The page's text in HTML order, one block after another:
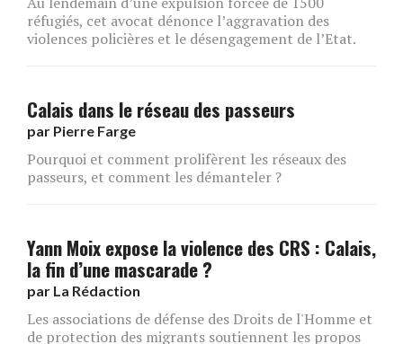
réfugiés, cet avocat dénonce l’aggravation des
violences policières et le désengagement de l’Etat.
Calais dans le réseau des passeurs
par Pierre Farge
Pourquoi et comment prolifèrent les réseaux des
passeurs, et comment les démanteler ?
Yann Moix expose la violence des CRS : Calais,
la fin d’une mascarade ?
par La Rédaction
Les associations de défense des Droits de l'Homme et
de protection des migrants soutiennent les propos